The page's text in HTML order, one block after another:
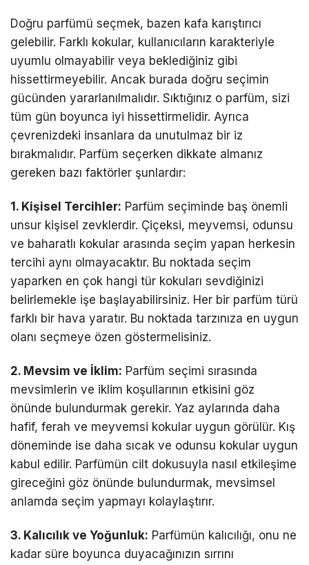
Doğru parfümü seçmek, bazen kafa karıştırıcı
gelebilir. Farklı kokular, kullanıcıların karakteriyle
uyumlu olmayabilir veya beklediğiniz gibi
hissettirmeyebilir. Ancak burada doğru seçimin
gücünden yararlanılmalıdır. Sıktığınız o parfüm, sizi
tüm gün boyunca iyi hissettirmelidir. Ayrıca
çevrenizdeki insanlara da unutulmaz bir iz
bırakmalıdır. Parfüm seçerken dikkate almanız
gereken bazı faktörler şunlardır:
1. Kişisel Tercihler: Parfüm seçiminde baş önemli
unsur kişisel zevklerdir. Çiçeksi, meyvemsi, odunsu
ve baharatlı kokular arasında seçim yapan herkesin
tercihi aynı olmayacaktır. Bu noktada seçim
yaparken en çok hangi tür kokuları sevdiğinizi
belirlemekle işe başlayabilirsiniz. Her bir parfüm türü
farklı bir hava yaratır. Bu noktada tarzınıza en uygun
olanı seçmeye özen göstermelisiniz.
2. Mevsim ve İklim: Parfüm seçimi sırasında
mevsimlerin ve iklim koşullarının etkisini göz
önünde bulundurmak gerekir. Yaz aylarında daha
hafif, ferah ve meyvemsi kokular uygun görülür. Kış
döneminde ise daha sıcak ve odunsu kokular uygun
kabul edilir. Parfümün cilt dokusuyla nasıl etkileşime
gireceğini göz önünde bulundurmak, mevsimsel
anlamda seçim yapmayı kolaylaştırır.
3. Kalıcılık ve Yoğunluk: Parfümün kalıcılığı, onu ne
kadar süre boyunca duyacağınızın sırrını